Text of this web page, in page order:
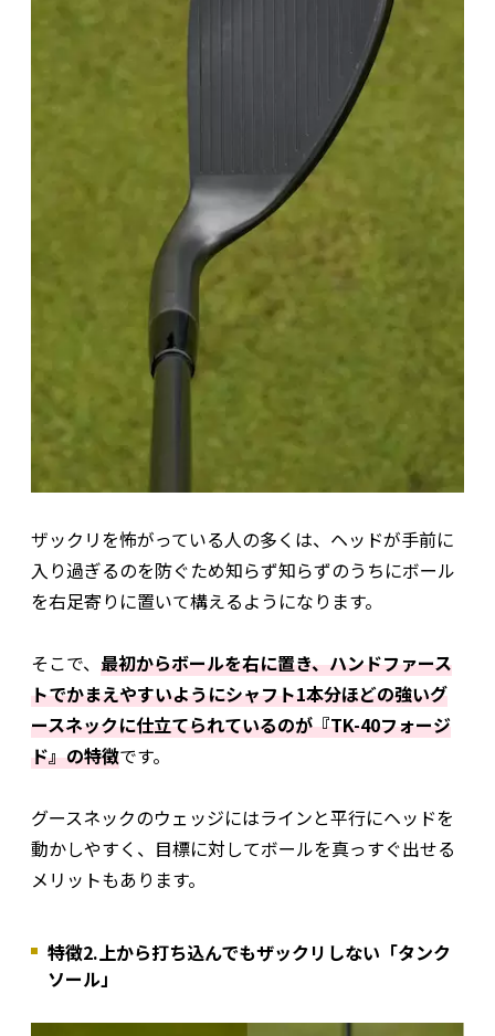
ザックリを怖がっている人の多くは、ヘッドが手前に
入り過ぎるのを防ぐため知らず知らずのうちにボール
を右足寄りに置いて構えるようになります。
そこで、 最初からボールを右に置き、ハンドファース
トでかまえやすいようにシャフト1本分ほどの強いグ
ースネックに仕立てられているのが『TK-40フォージ
ド』の特徴です。
グースネックのウェッジにはラインと平行にヘッドを
動かしやすく、目標に対してボールを真っすぐ出せる
メリットもあります。
特徴2.上から打ち込んでもザックリしない「タンク
ソール」